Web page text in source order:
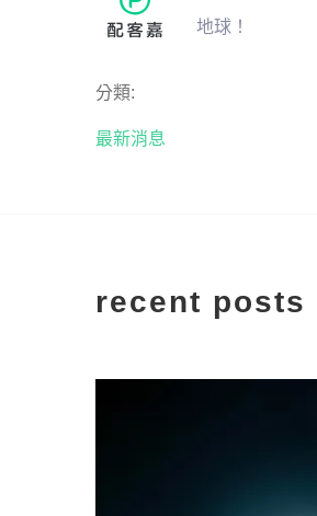
地球！
分類:
最新消息
recent posts